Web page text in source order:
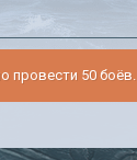
провести 50 боёв.